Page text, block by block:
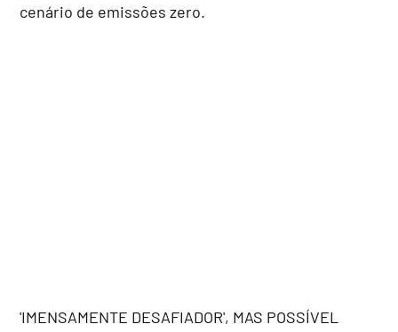
cenário de emissões zero.
'IMENSAMENTE DESAFIADOR', MAS POSSÍVEL